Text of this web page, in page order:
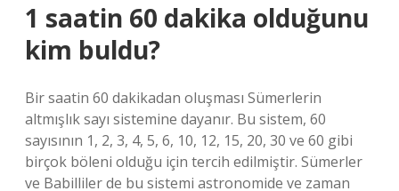
1 saatin 60 dakika olduğunu
kim buldu?
Bir saatin 60 dakikadan oluşması Sümerlerin
altmışlık sayı sistemine dayanır. Bu sistem, 60
sayısının 1, 2, 3, 4, 5, 6, 10, 12, 15, 20, 30 ve 60 gibi
birçok böleni olduğu için tercih edilmiştir. Sümerler
ve Babilliler de bu sistemi astronomide ve zaman